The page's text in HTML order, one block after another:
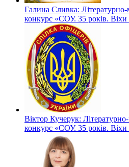
Галина Сливка:
конкурс «СОУ. 35 років. Віхи
Віктор Кучерук:
конкурс «СОУ. 35 років. Віхи